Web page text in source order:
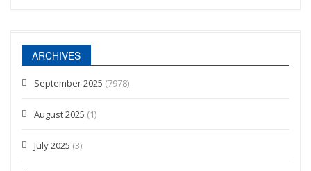
ARCHIVES
September 2025 (7978)
August 2025 (1)
July 2025 (3)